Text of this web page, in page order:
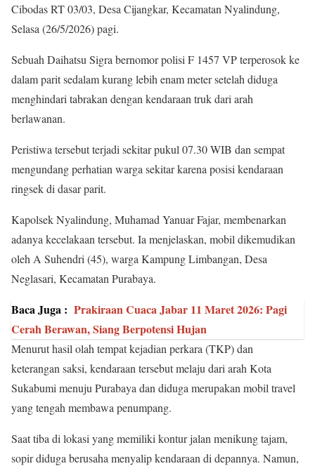
Cibodas RT 03/03, Desa Cijangkar, Kecamatan Nyalindung,
Selasa (26/5/2026) pagi.
Sebuah Daihatsu Sigra bernomor polisi F 1457 VP terperosok ke
dalam parit sedalam kurang lebih enam meter setelah diduga
menghindari tabrakan dengan kendaraan truk dari arah
berlawanan.
Peristiwa tersebut terjadi sekitar pukul 07.30 WIB dan sempat
mengundang perhatian warga sekitar karena posisi kendaraan
ringsek di dasar parit.
Kapolsek Nyalindung, Muhamad Yanuar Fajar, membenarkan
adanya kecelakaan tersebut. Ia menjelaskan, mobil dikemudikan
oleh A Suhendri (45), warga Kampung Limbangan, Desa
Neglasari, Kecamatan Purabaya.
Baca Juga : Prakiraan Cuaca Jabar 11 Maret 2026: Pagi
Cerah Berawan, Siang Berpotensi Hujan
Menurut hasil olah tempat kejadian perkara (TKP) dan
keterangan saksi, kendaraan tersebut melaju dari arah Kota
Sukabumi menuju Purabaya dan diduga merupakan mobil travel
yang tengah membawa penumpang.
Saat tiba di lokasi yang memiliki kontur jalan menikung tajam,
sopir diduga berusaha menyalip kendaraan di depannya. Namun,